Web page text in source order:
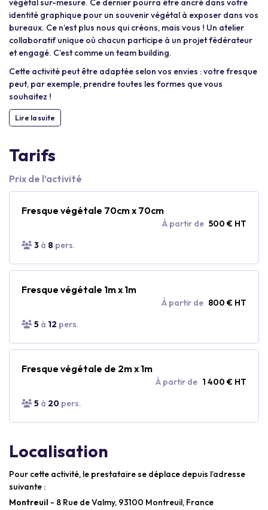
végétal sur-mesure. Ce dernier pourra être ancré dans votre
identité graphique pour un souvenir végétal à exposer dans vos
bureaux. Ce n’est plus nous qui créons, mais vous ! Un atelier
collaboratif unique où chacun participe à un projet fédérateur
et engagé. C’est comme un team building.
Cette activité peut être adaptée selon vos envies : votre fresque
peut, par exemple, prendre toutes les formes que vous
souhaitez !
Lire la suite
Tarifs
Prix de l’activité
Fresque végétale 70cm x 70cm
À partir de 500 € HT
3 à 8 pers.
Fresque végétale 1m x 1m
À partir de 800 € HT
5 à 12 pers.
Fresque végétale de 2m x 1m
À partir de 1 400 € HT
5 à 20 pers.
Localisation
Pour cette activité, le prestataire se déplace depuis l’adresse
suivante :
Montreuil - 8 Rue de Valmy, 93100 Montreuil, France